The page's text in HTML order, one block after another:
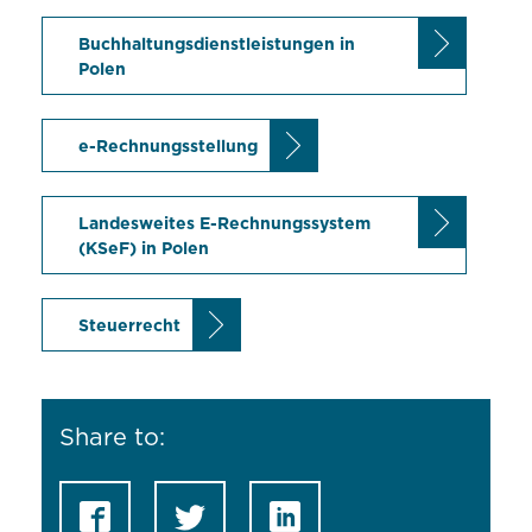
Buchhaltungsdienstleistungen in
Polen
e-Rechnungsstellung
Landesweites E-Rechnungssystem
(KSeF) in Polen
Steuerrecht
Share to: